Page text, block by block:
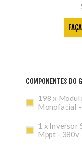
COMPONENTES
198 x
Monofacial
1 x Inversor
Mppt - 380v